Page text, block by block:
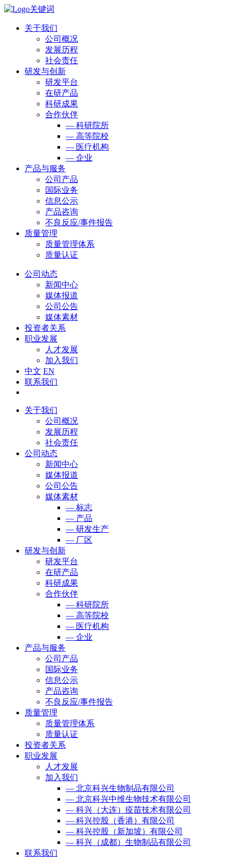
关于我们
公司概况
发展历程
社会责任
研发与创新
研发平台
在研产品
科研成果
合作伙伴
— 科研院所
— 高等院校
— 医疗机构
— 企业
产品与服务
公司产品
国际业务
信息公示
产品咨询
不良反应/事件报告
质量管理
质量管理体系
质量认证
公司动态
新闻中心
媒体报道
公司公告
媒体素材
投资者关系
职业发展
人才发展
加入我们
中文 EN
联系我们
关于我们
公司概况
发展历程
社会责任
公司动态
新闻中心
媒体报道
公司公告
媒体素材
— 标志
— 产品
— 研发生产
— 厂区
研发与创新
研发平台
在研产品
科研成果
合作伙伴
— 科研院所
— 高等院校
— 医疗机构
— 企业
产品与服务
公司产品
国际业务
信息公示
产品咨询
不良反应/事件报告
质量管理
质量管理体系
质量认证
投资者关系
职业发展
人才发展
加入我们
— 北京科兴生物制品有限公司
— 北京科兴中维生物技术有限公司
— 科兴（大连）疫苗技术有限公司
— 科兴控股（香港）有限公司
— 科兴控股（新加坡）有限公司
— 科兴（成都）生物制品有限公司
联系我们